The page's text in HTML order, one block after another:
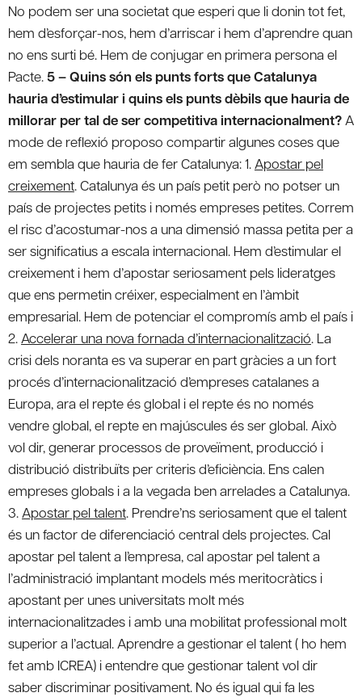
No podem ser una societat que esperi que li donin tot fet,
hem d’esforçar-nos, hem d’arriscar i hem d’aprendre quan
no ens surti bé. Hem de conjugar en primera persona el
Pacte.5 – Quins són els punts forts que Catalunya
hauria d’estimular i quins els punts dèbils que hauria de
millorar per tal de ser competitiva internacionalment? A
mode de reflexió proposo compartir algunes coses que
em sembla que hauria de fer Catalunya: 1. Apostar pel
creixement. Catalunya és un país petit però no potser un
país de projectes petits i només empreses petites. Correm
el risc d’acostumar-nos a una dimensió massa petita per a
ser significatius a escala internacional. Hem d’estimular el
creixement i hem d’apostar seriosament pels lideratges
que ens permetin créixer, especialment en l’àmbit
empresarial. Hem de potenciar el compromís amb el país i
2. Accelerar una nova fornada d’internacionalització. La
crisi dels noranta es va superar en part gràcies a un fort
procés d’internacionalització d’empreses catalanes a
Europa, ara el repte és global i el repte és no només
vendre global, el repte en majúscules és ser global. Això
vol dir, generar processos de proveïment, producció i
distribució distribuïts per criteris d’eficiència. Ens calen
empreses globals i a la vegada ben arrelades a Catalunya.
3. Apostar pel talent. Prendre’ns seriosament que el talent
és un factor de diferenciació central dels projectes. Cal
apostar pel talent a l’empresa, cal apostar pel talent a
l’administració implantant models més meritocràtics i
apostant per unes universitats molt més
internacionalitzades i amb una mobilitat professional molt
superior a l’actual. Aprendre a gestionar el talent ( ho hem
fet amb ICREA) i entendre que gestionar talent vol dir
saber discriminar positivament. No és igual qui fa les